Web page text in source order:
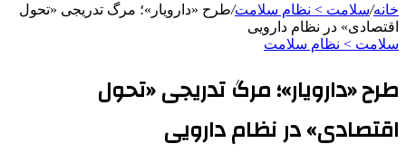
خانه/سلامت > نظام سلامت/طرح «دارویار»؛ مرگ تدریجی «تحول
اقتصادی» در نظام دارویی
سلامت > نظام سلامت
طرح «دارویار»؛ مرگ تدریجی «تحول
اقتصادی» در نظام دارویی